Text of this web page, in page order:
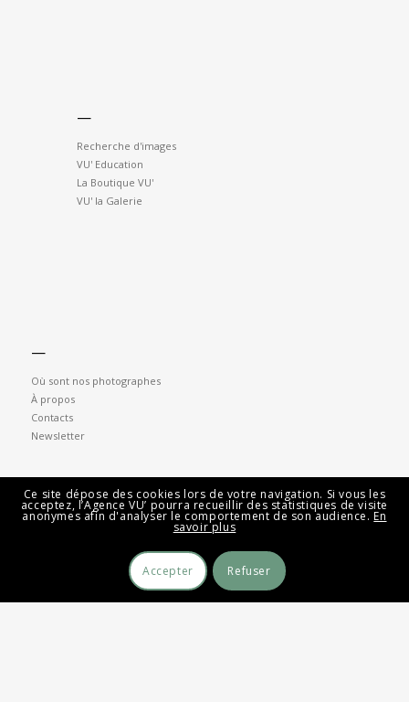
—
Recherche d'images
VU' Education
La Boutique VU'
VU' la Galerie
—
Où sont nos photographes
À propos
Contacts
Newsletter
Ce site dépose des cookies lors de votre navigation. Si vous les
acceptez, l’Agence VU’ pourra recueillir des statistiques de visite
anonymes afin d'analyser le comportement de son audience.En
savoir plus
Accepter Refuser